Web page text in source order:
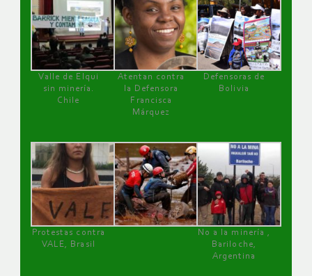
Valle de Elqui
sin minería.
Chile
Atentan contra
la Defensora
Francisca
Márquez
Defensoras de
Bolivia
Protestas contra
VALE, Brasil
No a la minería ,
Bariloche,
Argentina